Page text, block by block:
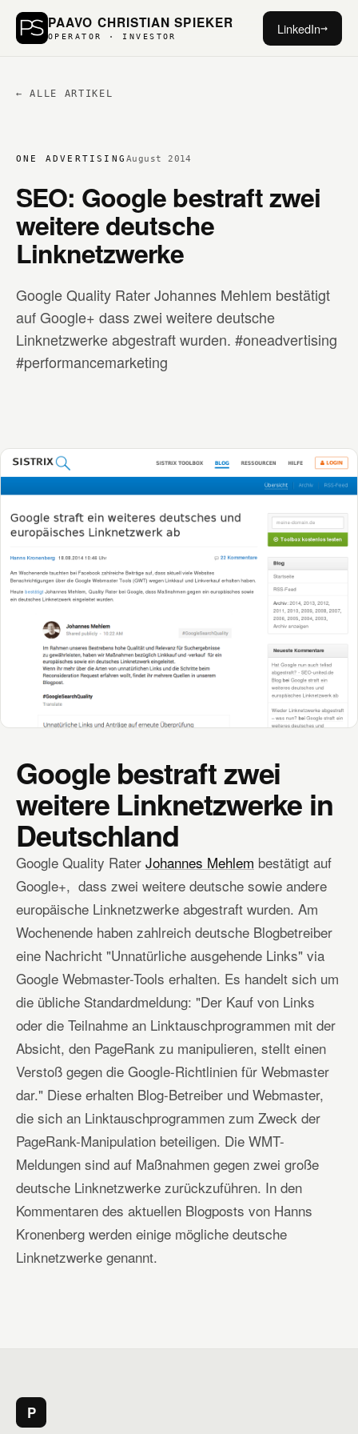
PAAVO CHRISTIAN SPIEKER
OPERATOR · INVESTOR LinkedIn→
← ALLE ARTIKEL
ONE ADVERTISING August 2014
SEO: Google bestraft zwei
weitere deutsche
Linknetzwerke
Google Quality Rater Johannes Mehlem bestätigt
auf Google+ dass zwei weitere deutsche
Linknetzwerke abgestraft wurden. #oneadvertising
#performancemarketing
Google bestraft zwei
weitere Linknetzwerke in
Deutschland
Google Quality Rater Johannes Mehlem bestätigt auf
Google+, dass zwei weitere deutsche sowie andere
europäische Linknetzwerke abgestraft wurden. Am
Wochenende haben zahlreich deutsche Blogbetreiber
eine Nachricht "Unnatürliche ausgehende Links" via
Google Webmaster-Tools erhalten. Es handelt sich um
die übliche Standardmeldung: "Der Kauf von Links
oder die Teilnahme an Linktauschprogrammen mit der
Absicht, den PageRank zu manipulieren, stellt einen
Verstoß gegen die Google-Richtlinien für Webmaster
dar." Diese erhalten Blog-Betreiber und Webmaster,
die sich an Linktauschprogrammen zum Zweck der
PageRank-Manipulation beteiligen. Die WMT-
Meldungen sind auf Maßnahmen gegen zwei große
deutsche Linknetzwerke zurückzuführen. In den
Kommentaren des aktuellen Blogposts von Hanns
Kronenberg werden einige mögliche deutsche
Linknetzwerke genannt.
P